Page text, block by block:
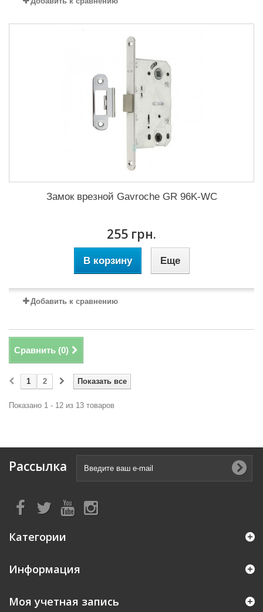
Замок врезной Gavroche GR 96K-WC
255 грн.
В корзину Еще
Добавить к сравнению
Сравнить (0)
Показать все
1 2
Показано 1 - 12 из 13 товаров
Рассылка
Категории
Информация
Моя учетная запись